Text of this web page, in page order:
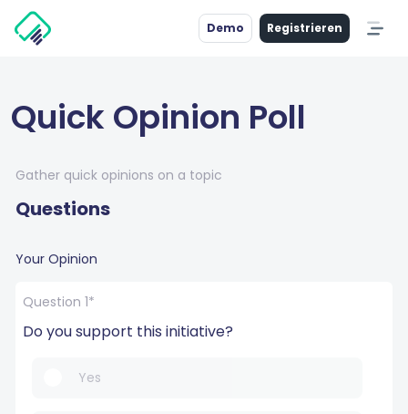
Demo Registrieren
Quick Opinion Poll
Gather quick opinions on a topic
Questions
Your Opinion
Question 1*
Do you support this initiative?
Yes